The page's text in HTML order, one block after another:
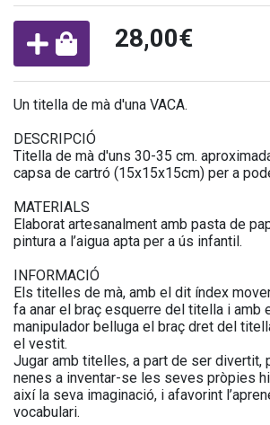
28,00€
Un titella de mà d'una VACA.
DESCRIPCIÓ
Titella de mà d'uns 30-35 cm.
capsa de cartró (15x15x15cm) per a
MATERIALS
Elaborat artesanalment amb pasta de
pintura a l’aigua apta per a ús infantil.
INFORMACIÓ
Els titelles de mà, amb el dit índex
fa anar el braç esquerre del titella i amb
manipulador belluga el braç dret del
el vestit.
Jugar amb titelles, a part de ser divertit,
nenes a inventar-se les seves pròpies
així la seva imaginació, i afavorint
vocabulari.